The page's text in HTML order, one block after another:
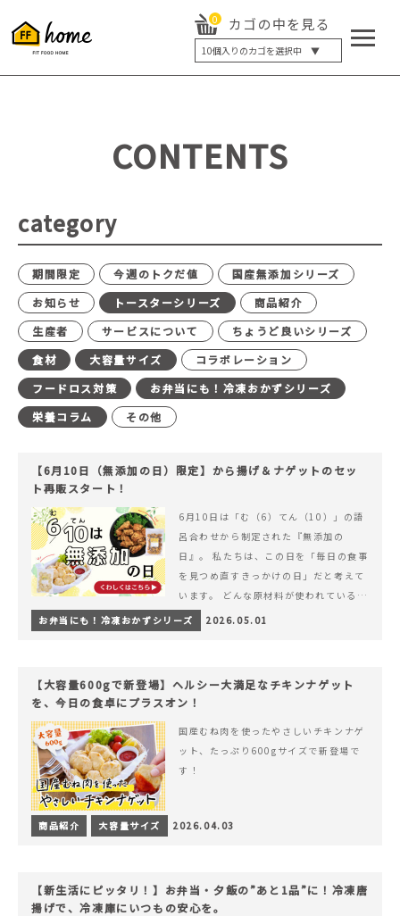
0 カゴの中を見る
10個入りのカゴを選択中 ▼
5個入り
20個入り
最大12%OFF
CONTENTS
category
期間限定 今週のトクだ値
国産無添加シリーズ
お知らせ
トースターシリーズ
商品紹介
生産者
サービスについて
ちょうど良いシリーズ
食材
大容量サイズ
コラボレーション
フードロス対策
お弁当にも！冷凍おかずシリーズ
栄養コラム
その他
【6月10日（無添加の日）限定】から揚げ＆ナゲットのセッ
ト再販スタート！
6月10日は「む（6）てん（10）」の語
呂合わせから制定された『無添加の
日』。 私たちは、この日を「毎日の食事
を見つめ直すきっかけの日」だと考えて
います。 どんな原材料が使われているの
か。 どのようにつくられているのか。&
hellip; 続きを読む 【6月10日（無添加
お弁当にも！冷凍おかずシリーズ 2026.05.01
【大容量600gで新登場】ヘルシー大満足なチキンナゲット
を、今日の食卓にプラスオン！
国産むね肉を使ったやさしいチキンナゲ
ット、たっぷり600gサイズで新登場で
す！
商品紹介 大容量サイズ 2026.04.03
【新生活にピッタリ！】お弁当・夕飯の”あと1品”に！冷凍唐
揚げで、冷凍庫にいつもの安心を。